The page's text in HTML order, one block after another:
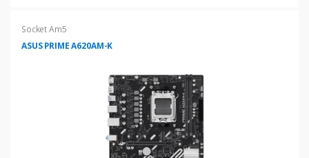
Socket Am5
ASUS PRIME A620AM-K